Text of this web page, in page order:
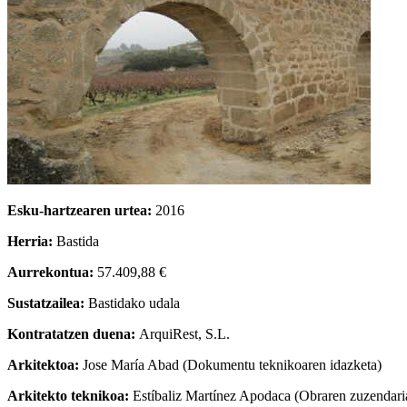
Esku-hartzearen urtea: 2016
Herria: Bastida
Aurrekontua: 57.409,88 €
Sustatzailea: Bastidako udala
Kontratatzen duena: ArquiRest, S.L.
Arkitektoa: Jose María Abad (Dokumentu teknikoaren idazketa)
Arkitekto teknikoa: Estíbaliz Martínez Apodaca (Obraren